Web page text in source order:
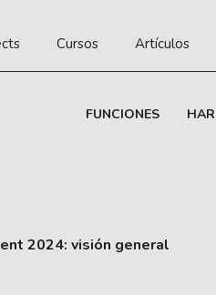
Cursos Artículos
FUNCIONES
2024: visión general